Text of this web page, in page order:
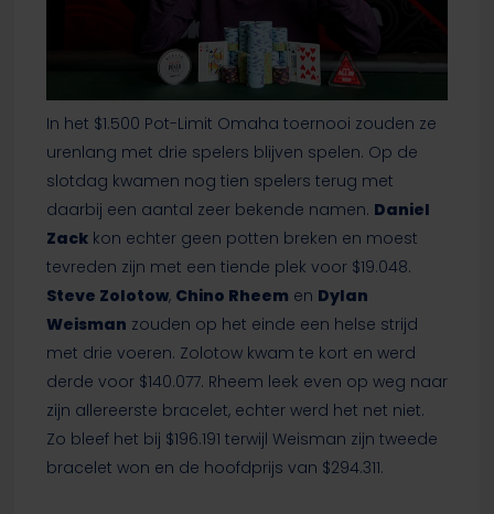
In het $1.500 Pot-Limit Omaha toernooi zouden ze
urenlang met drie spelers blijven spelen. Op de
slotdag kwamen nog tien spelers terug met
daarbij een aantal zeer bekende namen. Daniel
Zackkon echter geen potten breken en moest
tevreden zijn met een tiende plek voor $19.048.
Steve Zolotow, Chino Rheem en Dylan
Weisman zouden op het einde een helse strijd
met drie voeren. Zolotow kwam te kort en werd
derde voor $140.077. Rheem leek even op weg naar
zijn allereerste bracelet, echter werd het net niet.
Zo bleef het bij $196.191 terwijl Weisman zijn tweede
bracelet won en de hoofdprijs van $294.311.